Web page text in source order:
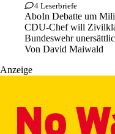
4 Leserbriefe
AboIn Debatte um
CDU-Chef will
Bundeswehr
Von David Maiwald
Anzeige